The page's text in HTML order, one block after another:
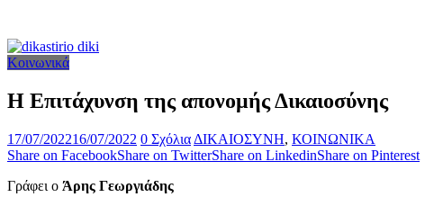
Κοινωνικά
Η Επιτάχυνση της απονομής Δικαιοσύνης
17/07/202216/07/2022 0 Σχόλια ΔΙΚΑΙΟΣΥΝΗ, ΚΟΙΝΩΝΙΚΑ
Share on FacebookShare on TwitterShare on LinkedinShare on Pinterest
Γράφει ο Άρης Γεωργιάδης